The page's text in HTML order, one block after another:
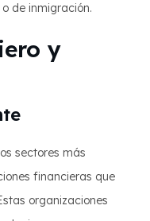
de inmigración.
y
sectores más
financieras que
organizaciones